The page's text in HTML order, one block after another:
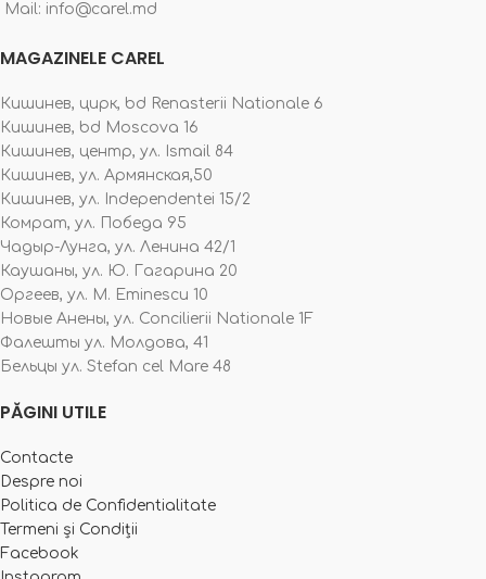
Mail: info@carel.md
MAGAZINELE CAREL
Кишинев, цирк, bd Renasterii Nationale 6
Кишинев, bd Moscova 16
Кишинев, центр, ул. Ismail 84
Кишинев, ул. Армянская,50
Кишинев, ул. Independentei 15/2
Комрат, ул. Победа 95
Чадыр-Лунга, ул. Ленина 42/1
Каушаны, ул. Ю. Гагарина 20
Оргеев, ул. M. Eminescu 10
Новые Анены, ул. Concilierii Nationale 1F
Фалешты ул. Молдова, 41
Бельцы ул. Stefan cel Mare 48
PĂGINI UTILE
Contacte
Despre noi
Politica de Confidentialitate
Termeni și Condiții
Facebook